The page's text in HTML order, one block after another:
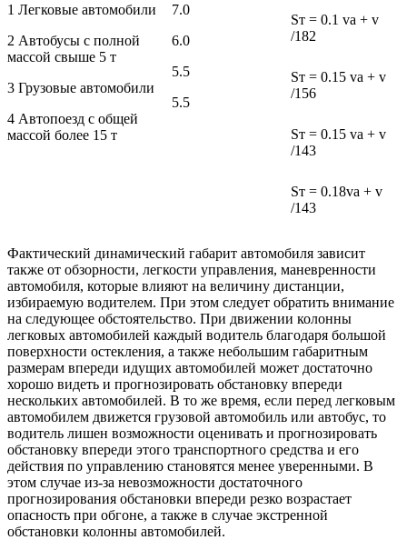
1 Легковые автомобили
2 Автобусы с полной
массой свыше 5 т
3 Грузовые автомобили
4 Автопоезд с общей
массой более 15 т
7.0
6.0
5.5
5.5
Sт = 0.1 vа + v
/182
Sт = 0.15 vа + v
/156
Sт = 0.15 vа + v
/143
Sт = 0.18vа + v
/143
Фактический динамический габарит автомобиля зависит
также от обзорности, легкости управления, маневренности
автомобиля, которые влияют на величину дистанции,
избираемую водителем. При этом следует обратить внимание
на следующее обстоятельство. При движении колонны
легковых автомобилей каждый водитель благодаря большой
поверхности остекления, а также небольшим габаритным
размерам впереди идущих автомобилей может достаточно
хорошо видеть и прогнозировать обстановку впереди
нескольких автомобилей. В то же время, если перед легковым
автомобилем движется грузовой автомобиль или автобус, то
водитель лишен возможности оценивать и прогнозировать
обстановку впереди этого транспортного средства и его
действия по управлению становятся менее уверенными. В
этом случае из-за невозможности достаточного
прогнозирования обстановки впереди резко возрастает
опасность при обгоне, а также в случае экстренной
обстановки колонны автомобилей.